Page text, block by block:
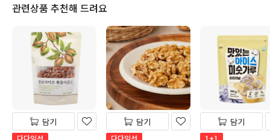
관련상품 추천해 드려요
담기
다다익선
담기
다다익선
담기
1+1